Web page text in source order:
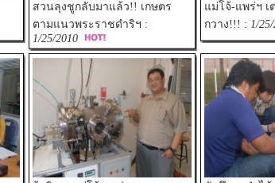
สวนลุงชูกลับมาแล้ว!! เกษตร
ตามแนวพระราชดำริฯ :
1/25/2010
แม่โจ้-แพร่ฯ เ
กวาง!!! : 1/25/